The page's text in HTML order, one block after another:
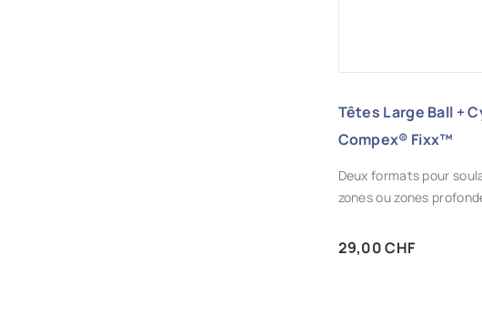
Têtes Large Ball +
Compex® Fixx™
Deux formats pour
zones ou zones
Prix
29,00 CHF